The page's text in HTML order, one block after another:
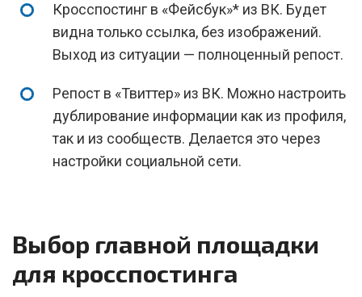
Кросспостинг в «Фейсбук»* из ВК. Будет
видна только ссылка, без изображений.
Выход из ситуации — полноценный репост.
Репост в «Твиттер» из ВК. Можно настроить
дублирование информации как из профиля,
так и из сообществ. Делается это через
настройки социальной сети.
Выбор главной площадки
для кросспостинга